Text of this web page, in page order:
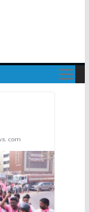
com